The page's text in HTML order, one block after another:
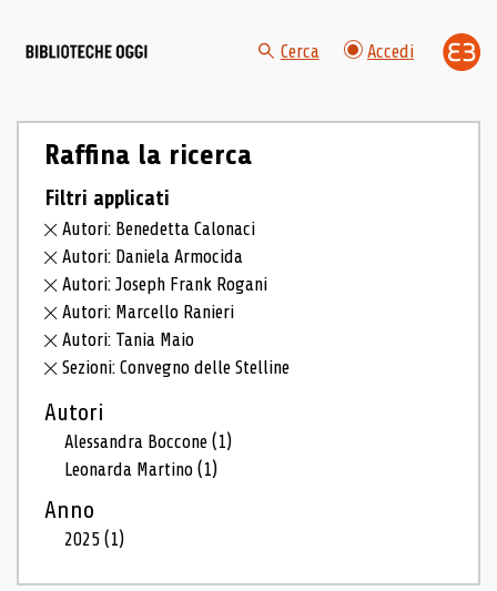
Cerca Accedi
Raffina la ricerca
Filtri applicati
Autori: Benedetta Calonaci
Autori: Daniela Armocida
Autori: Joseph Frank Rogani
Autori: Marcello Ranieri
Autori: Tania Maio
Sezioni: Convegno delle Stelline
Autori
Alessandra Boccone(1)
Leonarda Martino(1)
Anno
2025(1)